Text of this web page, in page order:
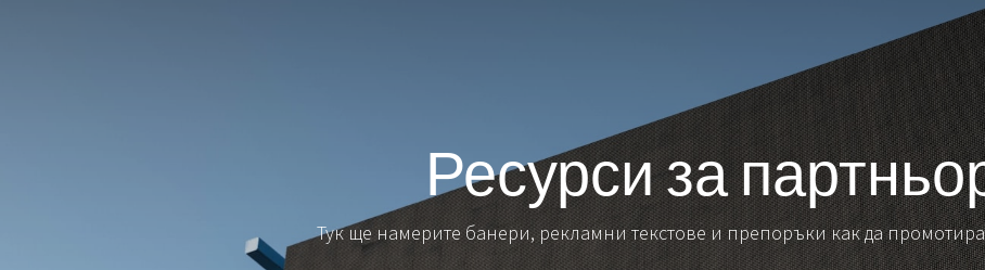
Ресурси за
Тук ще намерите банери, рекламни текстове и препоръки как да